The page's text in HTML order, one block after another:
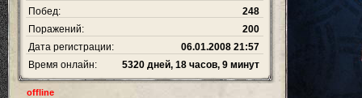
Побед:
248
Поражений:
200
Дата регистрации:
06.01.2008 21:57
Время онлайн:
5320 дней, 18 часов, 9 минут
offline